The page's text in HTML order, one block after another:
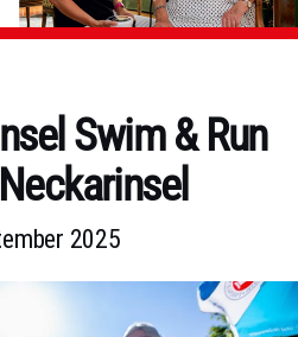
Swim & Run
2025